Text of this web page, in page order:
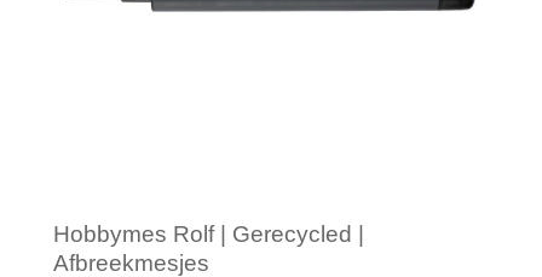
Hobbymes Rolf | Gerecycled |
Afbreekmesjes